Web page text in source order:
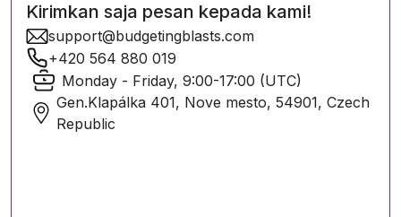
Kirimkan saja pesan kepada kami!
support@budgetingblasts.com
+420 564 880 019
Monday - Friday, 9:00-17:00 (UTC)
Gen.Klapálka 401, Nove mesto, 54901, Czech
Republic